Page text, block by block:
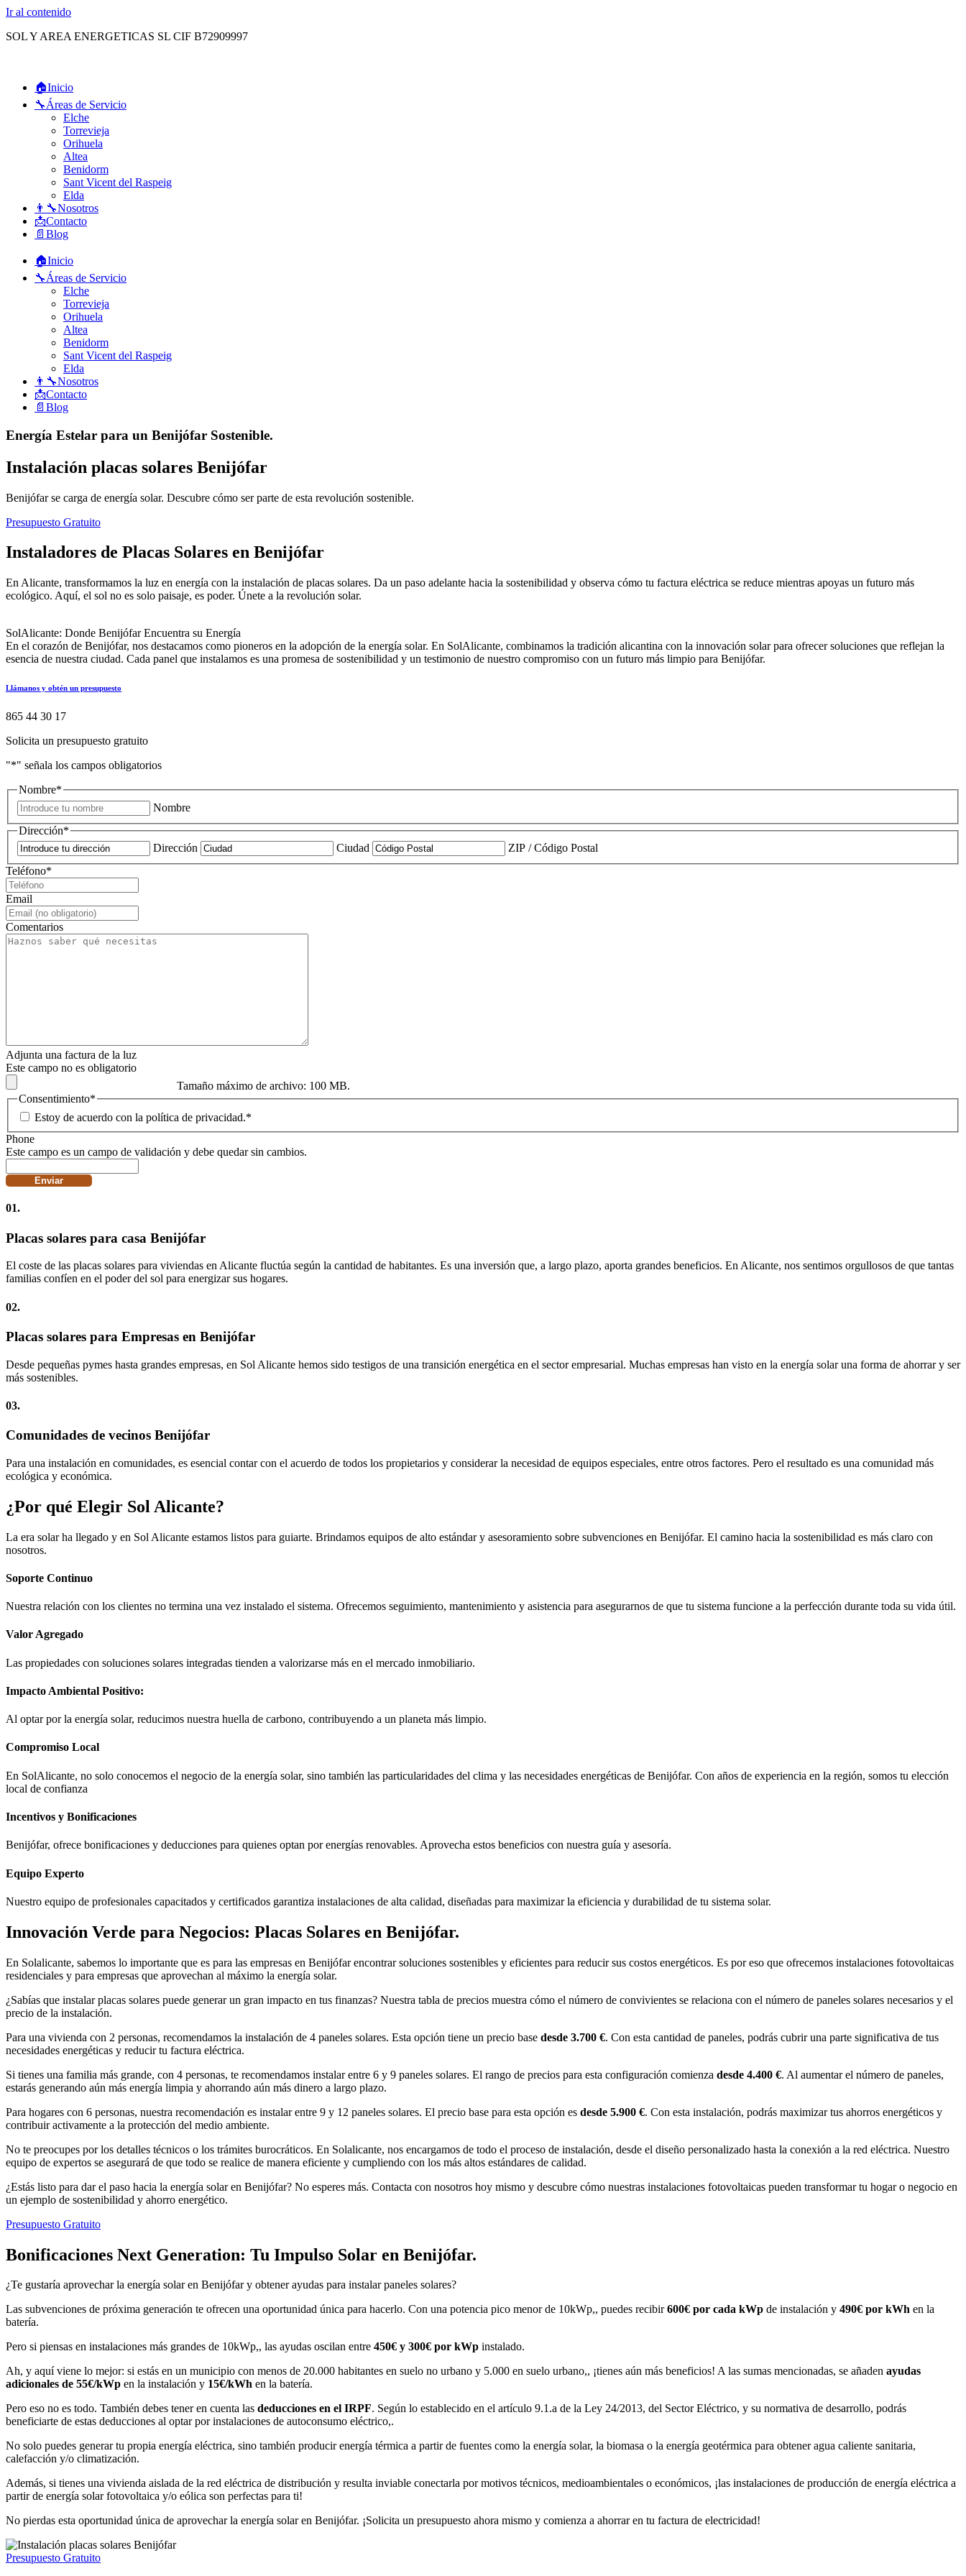
Ir al contenido
SOL Y AREA ENERGETICAS SL CIF B72909997
🏠Inicio
🔧Áreas de Servicio
Elche
Torrevieja
Orihuela
Altea
Benidorm
Sant Vicent del Raspeig
Elda
👨‍🔧Nosotros
📩Contacto
📄Blog
🏠Inicio
🔧Áreas de Servicio
Elche
Torrevieja
Orihuela
Altea
Benidorm
Sant Vicent del Raspeig
Elda
👨‍🔧Nosotros
📩Contacto
📄Blog
Energía Estelar para un Benijófar Sostenible.
Instalación placas solares Benijófar
Benijófar se carga de energía solar. Descubre cómo ser parte de esta revolución sostenible.
Presupuesto Gratuito
Instaladores de Placas Solares en Benijófar
En Alicante, transformamos la luz en energía con la instalación de placas solares. Da un paso adelante hacia la sostenibilidad y observa cómo tu factura eléctrica se reduce mientras apoyas un futuro más
ecológico. Aquí, el sol no es solo paisaje, es poder. Únete a la revolución solar.
SolAlicante: Donde Benijófar Encuentra su Energía
En el corazón de Benijófar, nos destacamos como pioneros en la adopción de la energía solar. En SolAlicante, combinamos la tradición alicantina con la innovación solar para ofrecer soluciones que reflejan la
esencia de nuestra ciudad. Cada panel que instalamos es una promesa de sostenibilidad y un testimonio de nuestro compromiso con un futuro más limpio para Benijófar.
Llámanos y obtén un presupuesto
865 44 30 17
Solicita un presupuesto gratuito
"*" señala los campos obligatorios
Nombre*
Nombre
Dirección*
Dirección
Ciudad
ZIP / Código Postal
Teléfono*
Email
Comentarios
Adjunta una factura de la luz
Este campo no es obligatorio
Tamaño máximo de archivo: 100 MB.
Consentimiento*
Estoy de acuerdo con la política de privacidad.*
Phone
Este campo es un campo de validación y debe quedar sin cambios.
01.
Placas solares para casa Benijófar
El coste de las placas solares para viviendas en Alicante fluctúa según la cantidad de habitantes. Es una inversión que, a largo plazo, aporta grandes beneficios. En Alicante, nos sentimos orgullosos de que tantas
familias confíen en el poder del sol para energizar sus hogares.
02.
Placas solares para Empresas en Benijófar
Desde pequeñas pymes hasta grandes empresas, en Sol Alicante hemos sido testigos de una transición energética en el sector empresarial. Muchas empresas han visto en la energía solar una forma de ahorrar y ser
más sostenibles.
03.
Comunidades de vecinos Benijófar
Para una instalación en comunidades, es esencial contar con el acuerdo de todos los propietarios y considerar la necesidad de equipos especiales, entre otros factores. Pero el resultado es una comunidad más
ecológica y económica.
¿Por qué Elegir Sol Alicante?
La era solar ha llegado y en Sol Alicante estamos listos para guiarte. Brindamos equipos de alto estándar y asesoramiento sobre subvenciones en Benijófar. El camino hacia la sostenibilidad es más claro con
nosotros.
Soporte Continuo
Nuestra relación con los clientes no termina una vez instalado el sistema. Ofrecemos seguimiento, mantenimiento y asistencia para asegurarnos de que tu sistema funcione a la perfección durante toda su vida útil.
Valor Agregado
Las propiedades con soluciones solares integradas tienden a valorizarse más en el mercado inmobiliario.
Impacto Ambiental Positivo:
Al optar por la energía solar, reducimos nuestra huella de carbono, contribuyendo a un planeta más limpio.
Compromiso Local
En SolAlicante, no solo conocemos el negocio de la energía solar, sino también las particularidades del clima y las necesidades energéticas de Benijófar. Con años de experiencia en la región, somos tu elección
local de confianza
Incentivos y Bonificaciones
Benijófar, ofrece bonificaciones y deducciones para quienes optan por energías renovables. Aprovecha estos beneficios con nuestra guía y asesoría.
Equipo Experto
Nuestro equipo de profesionales capacitados y certificados garantiza instalaciones de alta calidad, diseñadas para maximizar la eficiencia y durabilidad de tu sistema solar.
Innovación Verde para Negocios: Placas Solares en Benijófar.
En Solalicante, sabemos lo importante que es para las empresas en Benijófar encontrar soluciones sostenibles y eficientes para reducir sus costos energéticos. Es por eso que ofrecemos instalaciones fotovoltaicas
residenciales y para empresas que aprovechan al máximo la energía solar.
¿Sabías que instalar placas solares puede generar un gran impacto en tus finanzas? Nuestra tabla de precios muestra cómo el número de convivientes se relaciona con el número de paneles solares necesarios y el
precio de la instalación.
Para una vivienda con 2 personas, recomendamos la instalación de 4 paneles solares. Esta opción tiene un precio base desde 3.700 €. Con esta cantidad de paneles, podrás cubrir una parte significativa de tus
necesidades energéticas y reducir tu factura eléctrica.
Si tienes una familia más grande, con 4 personas, te recomendamos instalar entre 6 y 9 paneles solares. El rango de precios para esta configuración comienza desde 4.400 €. Al aumentar el número de paneles,
estarás generando aún más energía limpia y ahorrando aún más dinero a largo plazo.
Para hogares con 6 personas, nuestra recomendación es instalar entre 9 y 12 paneles solares. El precio base para esta opción es desde 5.900 €. Con esta instalación, podrás maximizar tus ahorros energéticos y
contribuir activamente a la protección del medio ambiente.
No te preocupes por los detalles técnicos o los trámites burocráticos. En Solalicante, nos encargamos de todo el proceso de instalación, desde el diseño personalizado hasta la conexión a la red eléctrica. Nuestro
equipo de expertos se asegurará de que todo se realice de manera eficiente y cumpliendo con los más altos estándares de calidad.
¿Estás listo para dar el paso hacia la energía solar en Benijófar? No esperes más. Contacta con nosotros hoy mismo y descubre cómo nuestras instalaciones fotovoltaicas pueden transformar tu hogar o negocio en
un ejemplo de sostenibilidad y ahorro energético.
Presupuesto Gratuito
Bonificaciones Next Generation: Tu Impulso Solar en Benijófar.
¿Te gustaría aprovechar la energía solar en Benijófar y obtener ayudas para instalar paneles solares?
Las subvenciones de próxima generación te ofrecen una oportunidad única para hacerlo. Con una potencia pico menor de 10kWp,, puedes recibir600€ por cada kWp de instalación y 490€ por kWh en la
batería.
Pero si piensas en instalaciones más grandes de 10kWp,, las ayudas oscilan entre 450€ y 300€ por kWp instalado.
Ah, y aquí viene lo mejor: si estás en un municipio con menos de 20.000 habitantes en suelo no urbano y 5.000 en suelo urbano,, ¡tienes aún más beneficios! A las sumas mencionadas, se añaden ayudas
adicionales de 55€/kWp en la instalación y 15€/kWh en la batería.
Pero eso no es todo. También debes tener en cuenta las deducciones en el IRPF. Según lo establecido en el artículo 9.1.a de la Ley 24/2013, del Sector Eléctrico, y su normativa de desarrollo, podrás
beneficiarte de estas deducciones al optar por instalaciones de autoconsumo eléctrico,.
No solo puedes generar tu propia energía eléctrica, sino también producir energía térmica a partir de fuentes como la energía solar, la biomasa o la energía geotérmica para obtener agua caliente sanitaria,
calefacción y/o climatización.
Además, si tienes una vivienda aislada de la red eléctrica de distribución y resulta inviable conectarla por motivos técnicos, medioambientales o económicos, ¡las instalaciones de producción de energía eléctrica a
partir de energía solar fotovoltaica y/o eólica son perfectas para ti!
No pierdas esta oportunidad única de aprovechar la energía solar en Benijófar. ¡Solicita un presupuesto ahora mismo y comienza a ahorrar en tu factura de electricidad!
Presupuesto Gratuito